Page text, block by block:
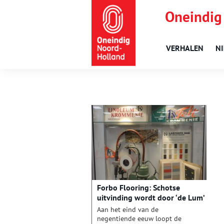
VERHALEN
Forbo Flooring: Schotse
uitvinding wordt door ‘de Lum’
geperfectioneerd
Aan het eind van de
negentiende eeuw loopt de